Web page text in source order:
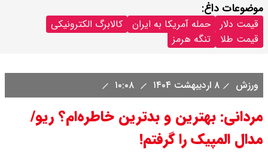
موضوعات داغ:
قیمت دلار حمله آمریکا به ایران
کالابرگ الکترونیکی
قیمت طلا
تنگه هرمز
ورزش ۸ اردیبهشت ۱۴۰۴
مردانی: بهترین و بدترین خاطره‌ام؟ ریو/
مدال المپیک را گرفتم!